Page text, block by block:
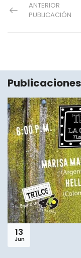
ANTERIOR
PUBLICACIÓN
13
Jun